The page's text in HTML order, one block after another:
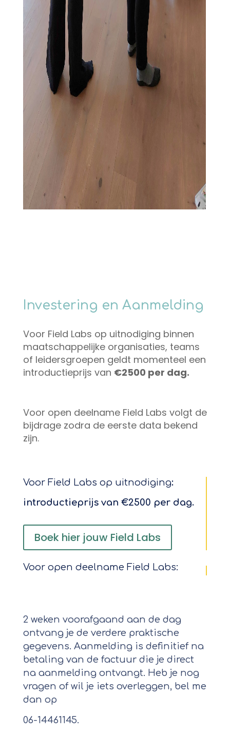
Investering en Aanmelding
Voor Field Labs op uitnodiging binnen
maatschappelijke organisaties, teams
of leidersgroepen geldt momenteel een
introductieprijs van €2500 per dag.
Voor open deelname Field Labs volgt de
bijdrage zodra de eerste data bekend
zijn.
Voor Field Labs op uitnodiging:
introductieprijs van €2500 per dag.
Boek hier jouw Field Labs
Voor open deelname Field Labs:
2 weken voorafgaand aan de dag
ontvang je de verdere praktische
gegevens. Aanmelding is definitief na
betaling van de factuur die je direct
na aanmelding ontvangt. Heb je nog
vragen of wil je iets overleggen, bel me
dan op
06-14461145.